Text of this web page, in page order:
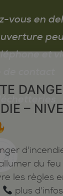
vous en
et
–
du
les règles
plus